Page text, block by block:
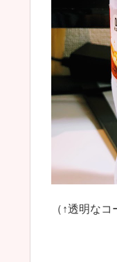
（↑透明な